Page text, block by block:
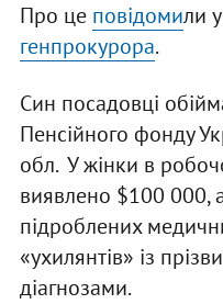
Про це повідомили
генпрокурора.
Син посадовці
Пенсійного фонду
обл. У жінки в
виявлено $100 000,
підроблених
«ухилянтів» із
діагнозами.